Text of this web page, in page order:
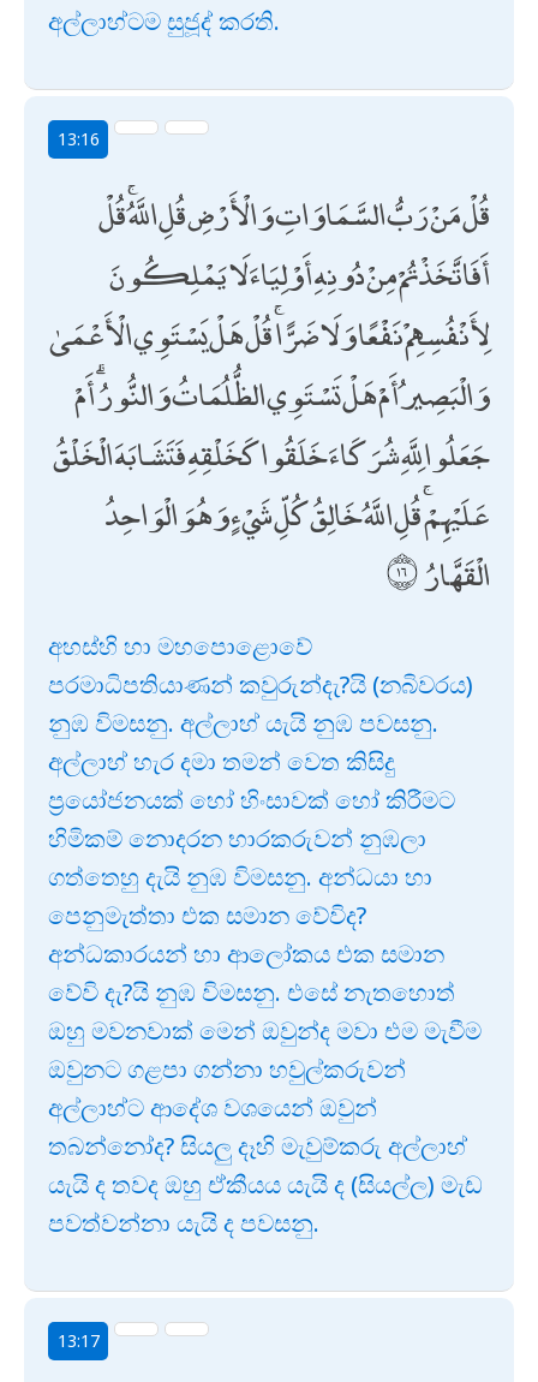
අල්ලාහ්ටම සුජූද් කරති.
13:16
قُلْ مَنْ رَبُّ السَّمَاوَاتِ وَالْأَرْضِ قُلِ اللَّهُ ۚ قُلْ
أَفَاتَّخَذْتُمْ مِنْ دُونِهِ أَوْلِيَاءَ لَا يَمْلِكُونَ
لِأَنْفُسِهِمْ نَفْعًا وَلَا ضَرًّا ۚ قُلْ هَلْ يَسْتَوِي الْأَعْمَىٰ
وَالْبَصِيرُ أَمْ هَلْ تَسْتَوِي الظُّلُمَاتُ وَالنُّورُ ۗ أَمْ
جَعَلُوا لِلَّهِ شُرَكَاءَ خَلَقُوا كَخَلْقِهِ فَتَشَابَهَ الْخَلْقُ
عَلَيْهِمْ ۚ قُلِ اللَّهُ خَالِقُ كُلِّ شَيْءٍ وَهُوَ الْوَاحِدُ
الْقَهَّارُ
අහස්හි හා මහපොළොවේ
පරමාධිපතියාණන් කවුරුන්දැ?යි (නබිවරය)
නුඹ විමසනු. අල්ලාහ් යැයි නුඹ පවසනු.
අල්ලාහ් හැර දමා තමන් වෙත කිසිදු
ප්‍රයෝජනයක් හෝ හිංසාවක් හෝ කිරීමට
හිමිකම් නොදරන භාරකරුවන් නුඹලා
ගත්තෙහු දැයි නුඹ විමසනු. අන්ධයා හා
පෙනුමැත්තා එක සමාන වේවිද?
අන්ධකාරයන් හා ආලෝකය එක සමාන
වේවි දැ?යි නුඹ විමසනු. එසේ නැතහොත්
ඔහු මවනවාක් මෙන් ඔවුන්ද මවා එම මැවීම
ඔවුනට ගළපා ගන්නා හවුල්කරුවන්
අල්ලාහ්ට ආදේශ වශයෙන් ඔවුන්
තබන්නෝද? සියලු දෑහි මැවුම්කරු අල්ලාහ්
යැයි ද තවද ඔහු ඒකීයය යැයි ද (සියල්ල) මැඩ
පවත්වන්නා යැයි ද පවසනු.
13:17